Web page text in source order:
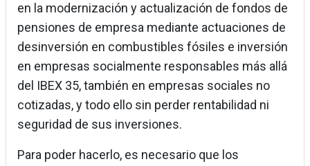
en la modernización y actualización de fondos de
pensiones de empresa mediante actuaciones de
desinversión en combustibles fósiles e inversión
en empresas socialmente responsables más allá
del IBEX 35, también en empresas sociales no
cotizadas, y todo ello sin perder rentabilidad ni
seguridad de sus inversiones.
Para poder hacerlo, es necesario que los